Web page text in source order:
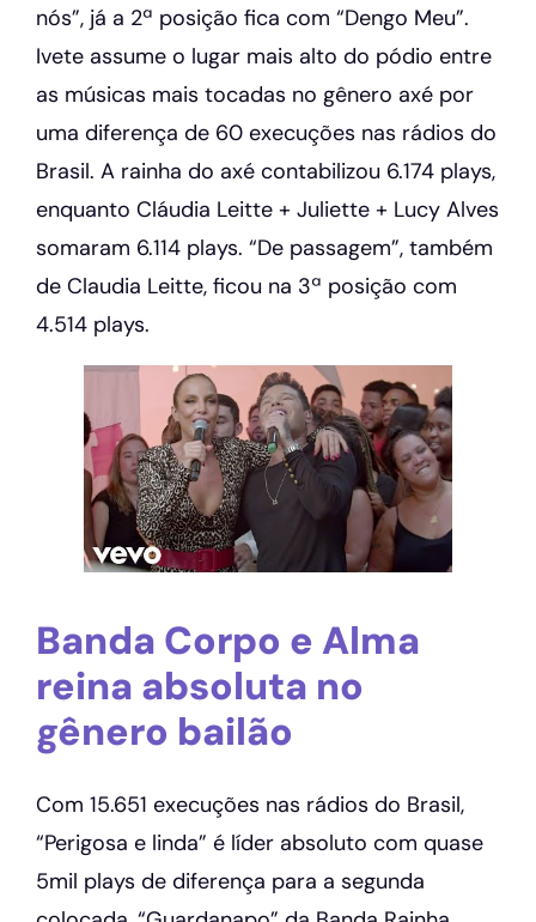
nós”, já a 2ª posição fica com “Dengo Meu”.
Ivete assume o lugar mais alto do pódio entre
as músicas mais tocadas no gênero axé por
uma diferença de 60 execuções nas rádios do
Brasil. A rainha do axé contabilizou 6.174 plays,
enquanto Cláudia Leitte + Juliette + Lucy Alves
somaram 6.114 plays. “De passagem”, também
de Claudia Leitte, ficou na 3ª posição com
4.514 plays.
Banda Corpo e Alma
reina absoluta no
gênero bailão
Com 15.651 execuções nas rádios do Brasil,
“Perigosa e linda” é líder absoluto com quase
5mil plays de diferença para a segunda